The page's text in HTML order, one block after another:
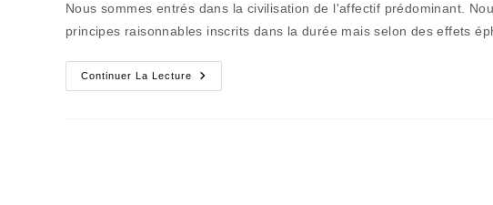
Nous sommes entrés dans la civilisation de l'affectif prédominant.
principes raisonnables inscrits dans la durée mais selon des effets
Continuer La Lecture
L'affreuse
Logique